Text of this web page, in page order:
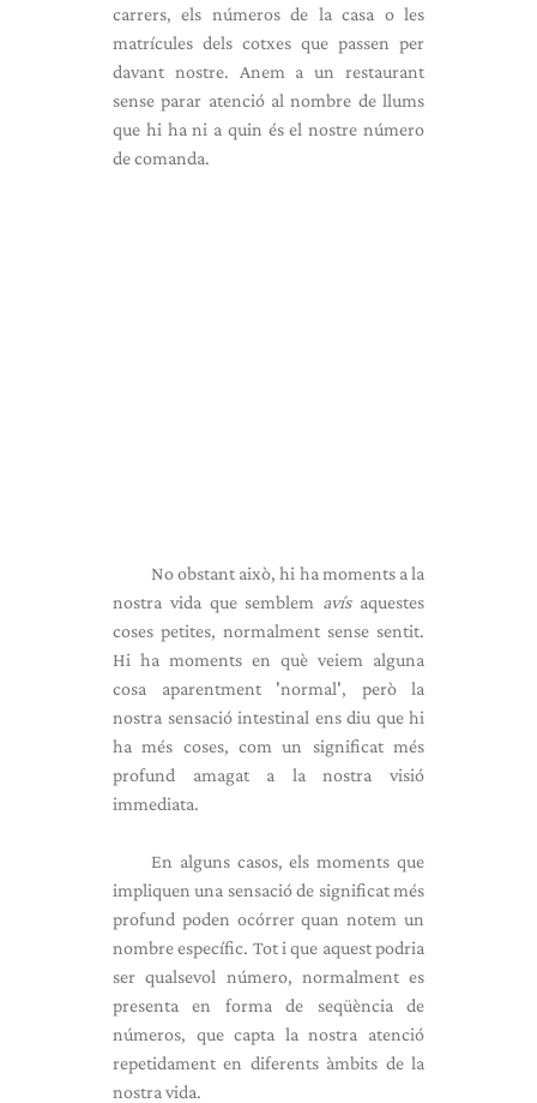
carrers, els números de la casa o les
matrícules dels cotxes que passen per
davant nostre. Anem a un restaurant
sense parar atenció al nombre de llums
que hi ha ni a quin és el nostre número
de comanda.
No obstant això, hi ha moments a la
nostra vida que semblem avísaquestes
coses petites, normalment sense sentit.
Hi ha moments en què veiem alguna
cosa aparentment 'normal', però la
nostra sensació intestinal ens diu que hi
ha més coses, com un significat més
profund amagat a la nostra visió
immediata.
En alguns casos, els moments que
impliquen una sensació de significat més
profund poden ocórrer quan notem un
nombre específic. Tot i que aquest podria
ser qualsevol número, normalment es
presenta en forma de seqüència de
números, que capta la nostra atenció
repetidament en diferents àmbits de la
nostra vida.